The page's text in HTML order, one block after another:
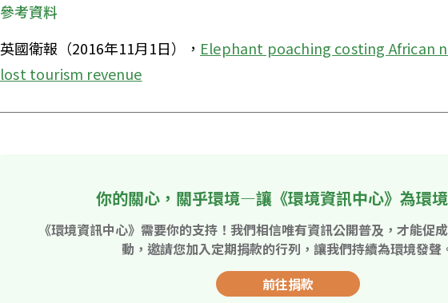
參考資料
英國衛報（2016年11月1日）， Elephant poaching costing African
lost tourism revenue
你的關心，關乎環境—讓《環境資訊中心》為環
《環境資訊中心》需要你的支持！我們相信唯有資訊公開普及，才能促
動，邀請您加入定期捐款的行列，讓我們持續為環境發聲
前往捐款